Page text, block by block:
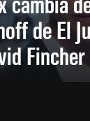
de El
Fincher